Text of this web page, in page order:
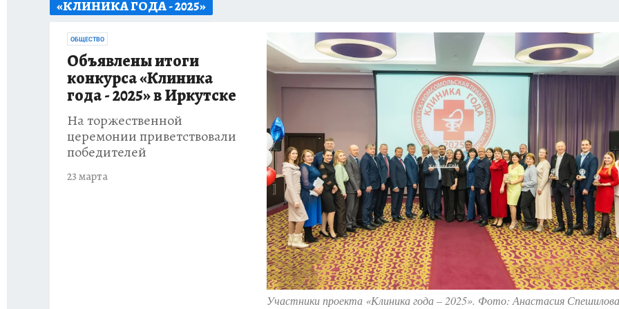
ПРОИСШЕСТВИЯ
«КЛИНИКА ГОДА - 2025»
Участники проекта «Клиника года – 2025». Фото: Анастасия
ОБЩЕСТВО
Объявлены итоги
конкурса «Клиника
года - 2025» в Иркутске
На торжественной
церемонии приветствовали
победителей
23 марта